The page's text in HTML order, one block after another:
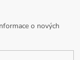
o nových